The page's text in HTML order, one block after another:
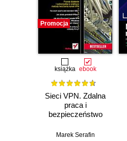
Promocja
książka ebook
Sieci VPN. Zdalna
praca i
bezpieczeństwo
rozszerzone
Marek Serafin